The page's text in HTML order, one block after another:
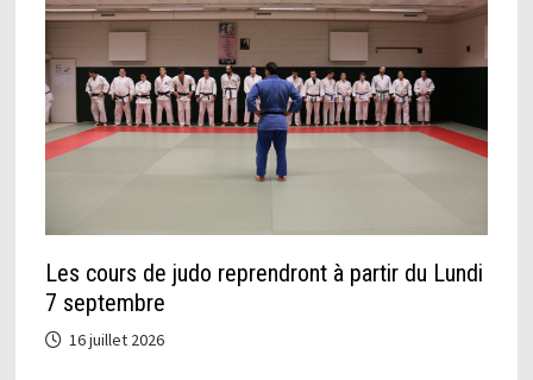
Les cours de judo reprendront à partir du Lundi
7 septembre
16 juillet 2026